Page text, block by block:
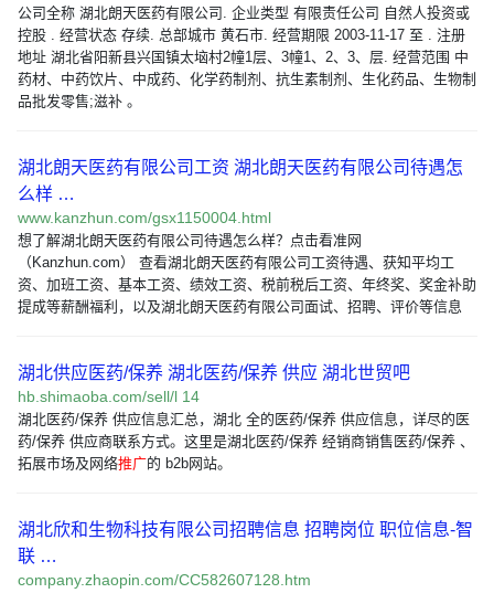
公司全称 湖北朗天医药有限公司. 企业类型 有限责任公司 自然人投资或
控股 . 经营状态 存续. 总部城市 黄石市. 经营期限 2003-11-17 至 . 注册
地址 湖北省阳新县兴国镇太垴村2幢1层、3幢1、2、3、层. 经营范围 中
药材、中药饮片、中成药、化学药制剂、抗生素制剂、生化药品、生物制
品批发零售;滋补 。
湖北朗天医药有限公司工资 湖北朗天医药有限公司待遇怎
么样 …
www.kanzhun.com/gsx1150004.html
想了解湖北朗天医药有限公司待遇怎么样？点击看准网
（Kanzhun.com） 查看湖北朗天医药有限公司工资待遇、获知平均工
资、加班工资、基本工资、绩效工资、税前税后工资、年终奖、奖金补助
提成等薪酬福利，以及湖北朗天医药有限公司面试、招聘、评价等信息
湖北供应医药/保养 湖北医药/保养 供应 湖北世贸吧
hb.shimaoba.com/sell/l 14
湖北医药/保养 供应信息汇总，湖北 全的医药/保养 供应信息，详尽的医
药/保养 供应商联系方式。这里是湖北医药/保养 经销商销售医药/保养 、
拓展市场及网络推广的 b2b网站。
湖北欣和生物科技有限公司招聘信息 招聘岗位 职位信息-智
联 …
company.zhaopin.com/CC582607128.htm